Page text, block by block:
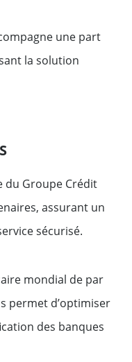
une part
la solution
du Groupe Crédit
assurant un
sécurisé.
mondial de par
permet d’optimiser
des banques